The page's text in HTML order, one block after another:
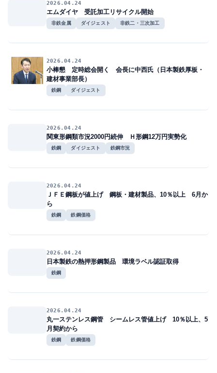
2026.04.24
エムダイヤ 受託加工リサイクル開始
非鉄金属 ダイジェスト 非鉄二・三次加工
2026.04.24
小棒懇 定時総会開く 会長に中西氏（日本製鉄厚板・
建材事業部長）
鉄鋼 ダイジェスト
2026.04.24
関東形鋼類市況2000円続伸 Ｈ形鋼12万円実勢化
鉄鋼 ダイジェスト 鉄鋼市況
2026.04.24
ＪＦＥ鋼板が値上げ 鋼板・建材製品、10％以上 6月か
ら
鉄鋼 鉄鋼価格
2026.04.24
日本製鉄の熱押形鋼製品 環境ラベル認証取得
鉄鋼
2026.04.24
丸一ステンレス鋼管 シームレス管値上げ 10％以上、5
月契約から
鉄鋼 鉄鋼価格